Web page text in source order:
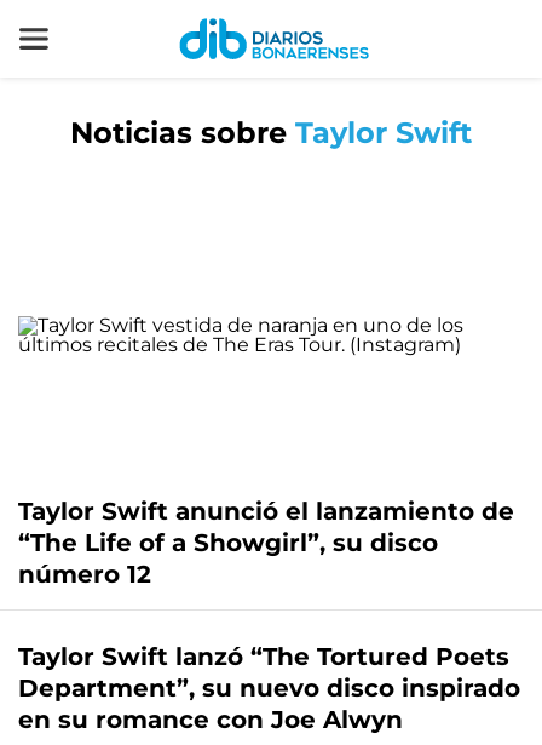
Noticias sobre Taylor Swift
Taylor Swift anunció el lanzamiento de
“The Life of a Showgirl”, su disco
número 12
Taylor Swift lanzó “The Tortured Poets
Department”, su nuevo disco inspirado
en su romance con Joe Alwyn